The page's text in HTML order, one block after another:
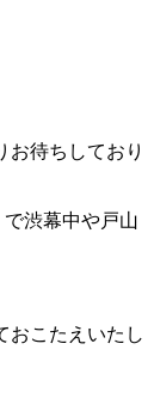
お待ちしており
渋幕中や戸山
おこたえいたし